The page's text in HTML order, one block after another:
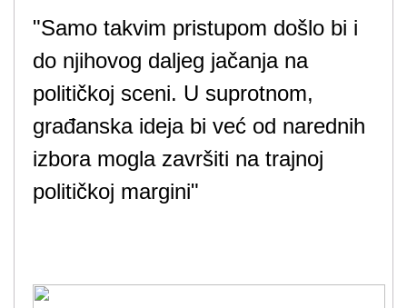
"Samo takvim pristupom došlo bi i
do njihovog daljeg jačanja na
političkoj sceni. U suprotnom,
građanska ideja bi već od narednih
izbora mogla završiti na trajnoj
političkoj margini"